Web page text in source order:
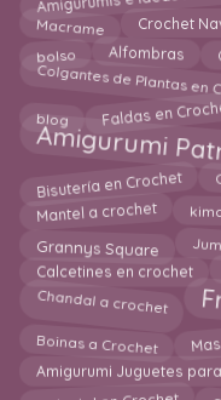
Macrame Crochet
bolso Alfombras
Colgantes de Plantas en
blog Faldas en
Amigurumi
Bisutería en Crochet
Mantel a crochet
Grannys Square
Calcetines en crochet
Chandal a crochet
Boinas a Crochet
Amigurumi Juguetes